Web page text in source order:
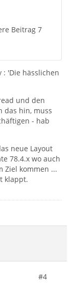
Beitrag 7
'Die hässlichen
und den
das hin, muss
- hab
neue Layout
78.4.x wo auch
Ziel kommen ...
klappt.
#4